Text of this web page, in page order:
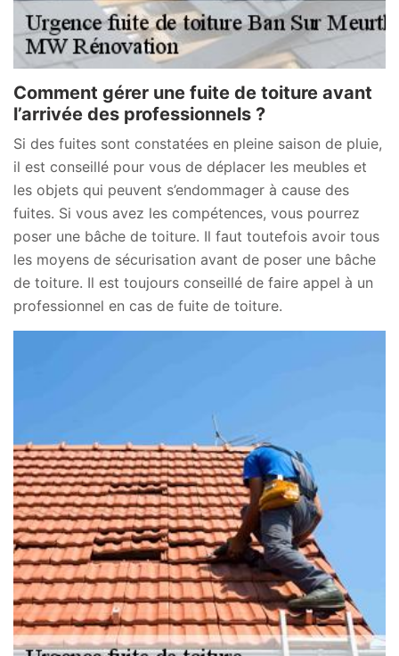
Comment gérer une fuite de toiture avant
l’arrivée des professionnels ?
Si des fuites sont constatées en pleine saison de pluie,
il est conseillé pour vous de déplacer les meubles et
les objets qui peuvent s’endommager à cause des
fuites. Si vous avez les compétences, vous pourrez
poser une bâche de toiture. Il faut toutefois avoir tous
les moyens de sécurisation avant de poser une bâche
de toiture. Il est toujours conseillé de faire appel à un
professionnel en cas de fuite de toiture.